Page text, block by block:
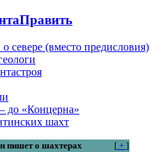
Править
севере (вместо предисловия)
до «Концерна»
шахт
[+ ]
пишет о шахтерах